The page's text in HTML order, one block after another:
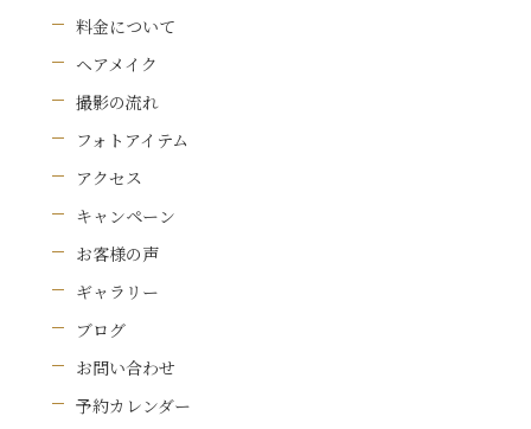
料金について
ヘアメイク
撮影の流れ
フォトアイテム
アクセス
キャンペーン
お客様の声
ギャラリー
ブログ
お問い合わせ
予約カレンダー